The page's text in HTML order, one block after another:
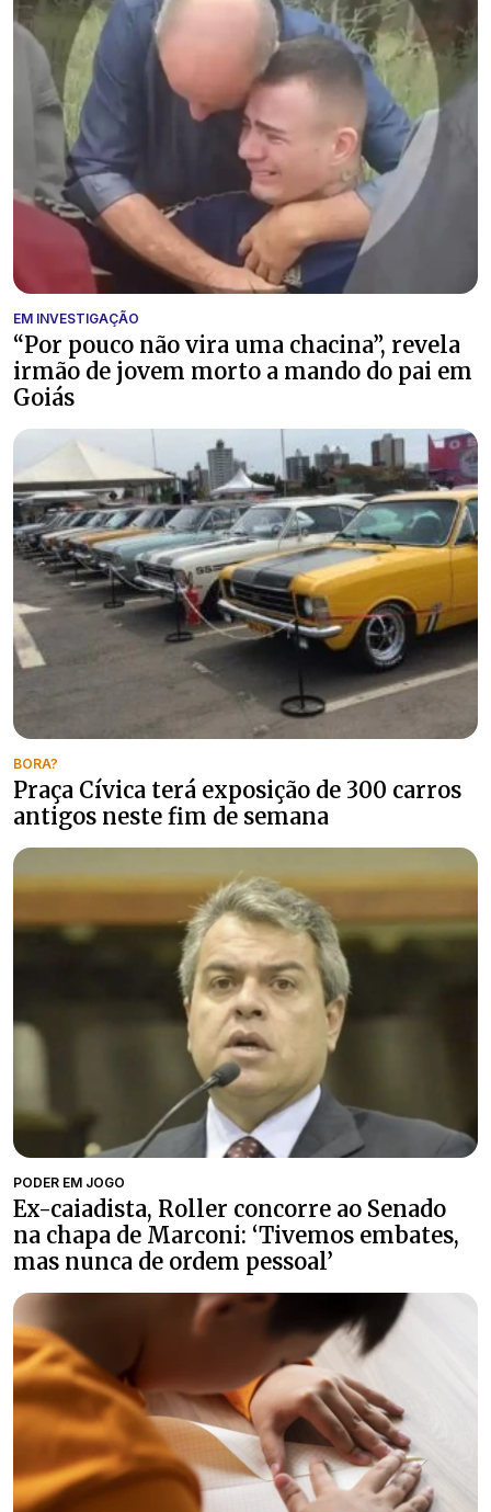
EM INVESTIGAÇÃO
“Por pouco não vira uma chacina”, revela
irmão de jovem morto a mando do pai em
Goiás
BORA?
Praça Cívica terá exposição de 300 carros
antigos neste fim de semana
PODER EM JOGO
Ex-caiadista, Roller concorre ao Senado
na chapa de Marconi: ‘Tivemos embates,
mas nunca de ordem pessoal’